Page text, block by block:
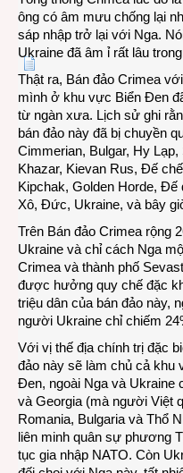
ông có âm mưu chống lại
sáp nhập trở lại với Nga.
Ukraine đã âm ỉ rất lâu
Thật ra, Bán đảo Crimea
mình ở khu vực Biển Đen
từ ngàn xưa. Lịch sử ghi
bán đảo này đã bị chuyền
Cimmerian, Bulgar, Hy
Khazar, Kievan Rus, Đế
Kipchak, Golden Horde,
Xô, Đức, Ukraine, và bây
Trên Bán đảo Crimea rộng
Ukraine và chỉ cách Nga
Crimea và thành phố
được hưởng quy chế đặc
triệu dân của bán đảo này,
người Ukraine chỉ chiếm
Với vị thế địa chính trị đặc
đảo này sẽ làm chủ cả khu
Đen, ngoài Nga và Ukraine
và Georgia (mà người Việt
Romania, Bulgaria và Thổ
liên minh quân sự phương
tục gia nhập NATO. Còn